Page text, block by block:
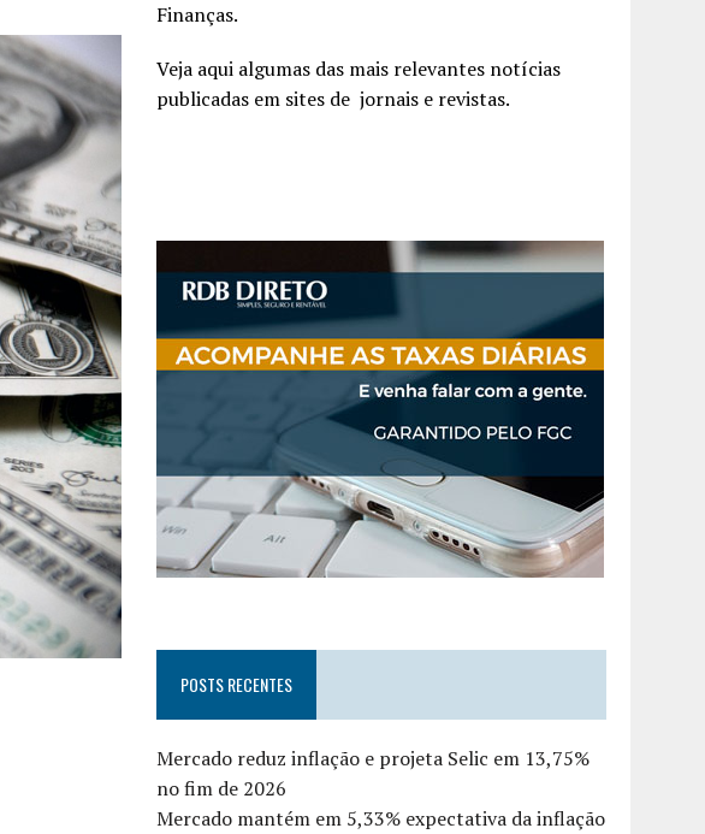
Finanças.
Veja aqui algumas das mais relevantes notícias
publicadas em sites de jornais e revistas.
POSTS RECENTES
Mercado reduz inflação e projeta Selic em 13,75%
no fim de 2026
Mercado mantém em 5,33% expectativa da inflação